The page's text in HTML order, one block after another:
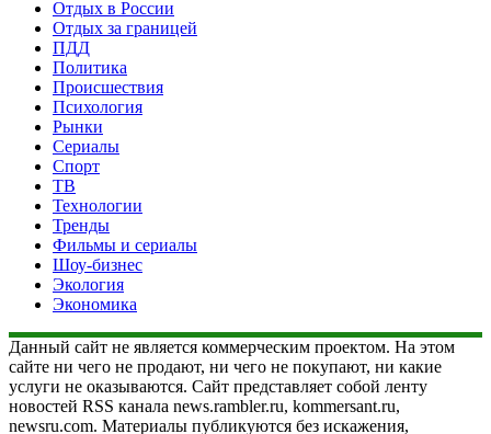
Отдых в России
Отдых за границей
ПДД
Политика
Происшествия
Психология
Рынки
Сериалы
Спорт
ТВ
Технологии
Тренды
Фильмы и сериалы
Шоу-бизнес
Экология
Экономика
Данный сайт не является коммерческим проектом. На этом
сайте ни чего не продают, ни чего не покупают, ни какие
услуги не оказываются. Сайт представляет собой ленту
новостей RSS канала news.rambler.ru, kommersant.ru,
newsru.com. Материалы публикуются без искажения,